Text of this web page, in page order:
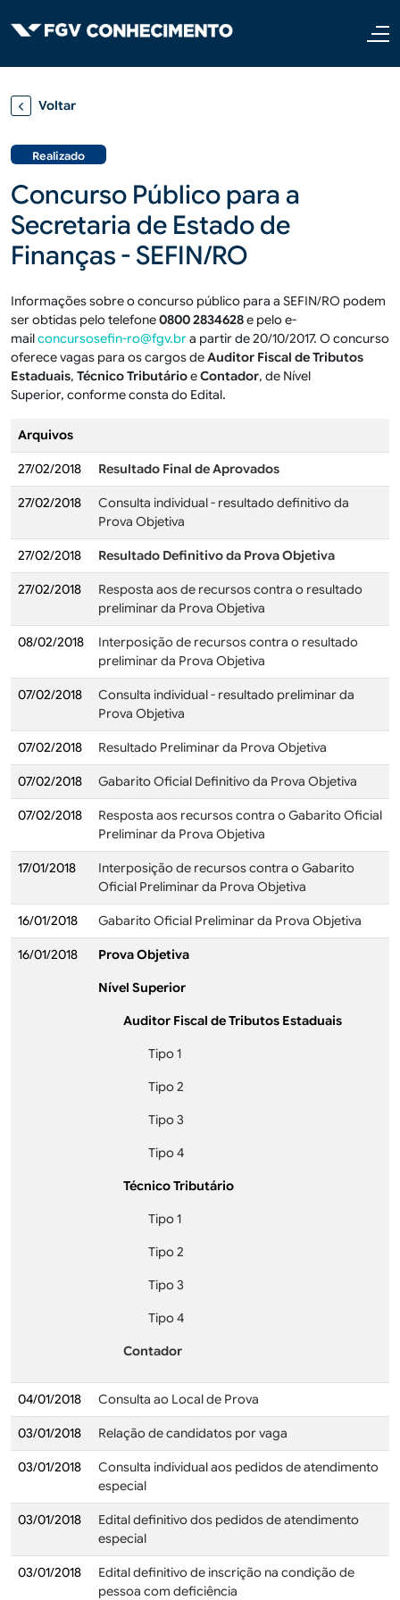
Voltar
Realizado
Concurso Público para a
Secretaria de Estado de
Finanças - SEFIN/RO
Informações sobre o concurso público para a SEFIN/RO podem
ser obtidas pelo telefone0800 2834628e pelo e-
mailconcursosefin-ro@fgv.bra partir de 20/10/2017. O concurso
oferece vagas para os cargos deAuditor Fiscal de Tributos
Estaduais, Técnico TributárioeContador, de Nível
Superior, conforme consta do Edital.
Arquivos
27/02/2018 Resultado Final de Aprovados
27/02/2018
Consulta individual - resultado definitivo da
Prova Objetiva
27/02/2018 Resultado Definitivo da Prova Objetiva
27/02/2018
Resposta aos de recursos contra o resultado
preliminar da Prova Objetiva
08/02/2018
Interposição de recursos contra o resultado
preliminar da Prova Objetiva
07/02/2018
Consulta individual - resultado preliminar da
Prova Objetiva
07/02/2018 Resultado Preliminar da Prova Objetiva
07/02/2018 Gabarito Oficial Definitivo da Prova Objetiva
07/02/2018
Resposta aos recursos contra o Gabarito Oficial
Preliminar da Prova Objetiva
17/01/2018
Interposição de recursos contra o Gabarito
Oficial Preliminar da Prova Objetiva
16/01/2018 Gabarito Oficial Preliminar da Prova Objetiva
16/01/2018 Prova Objetiva
Nível Superior
Auditor Fiscal de Tributos Estaduais
Tipo 1
Tipo 2
Tipo 3
Tipo 4
Técnico Tributário
Tipo 1
Tipo 2
Tipo 3
Tipo 4
Contador
04/01/2018 Consulta ao Local de Prova
03/01/2018 Relação de candidatos por vaga
03/01/2018
Consulta individual aos pedidos de atendimento
especial
03/01/2018
Edital definitivo dos pedidos de atendimento
especial
03/01/2018
Edital definitivo de inscrição na condição de
pessoa com deficiência